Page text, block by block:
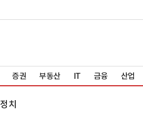
증권 부동산 IT 금융 산업
정치